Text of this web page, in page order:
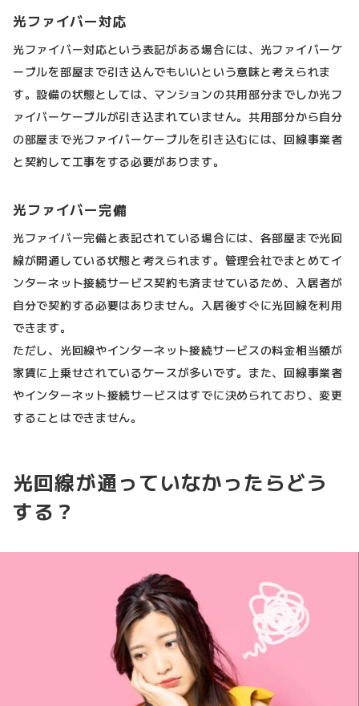
光ファイバー対応
光ファイバー対応という表記がある場合には、光ファイバーケ
ーブルを部屋まで引き込んでもいいという意味と考えられま
す。設備の状態としては、マンションの共用部分までしか光フ
ァイバーケーブルが引き込まれていません。共用部分から自分
の部屋まで光ファイバーケーブルを引き込むには、回線事業者
と契約して工事をする必要があります。
光ファイバー完備
光ファイバー完備と表記されている場合には、各部屋まで光回
線が開通している状態と考えられます。管理会社でまとめてイ
ンターネット接続サービス契約も済ませているため、入居者が
自分で契約する必要はありません。入居後すぐに光回線を利用
できます。
ただし、光回線やインターネット接続サービスの料金相当額が
家賃に上乗せされているケースが多いです。また、回線事業者
やインターネット接続サービスはすでに決められており、変更
することはできません。
光回線が通っていなかったらどう
する？